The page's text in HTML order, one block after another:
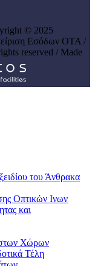
© 2025
Εσόδων ΟΤΑ /
reserved / Made
του Άνθρακα
Οπτικών Ινων
και
Χώρων
Τέλη